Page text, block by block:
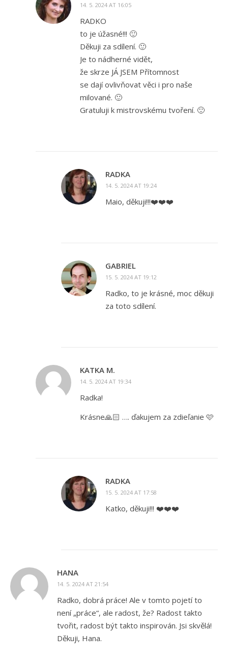
14. 5. 2024 AT 16:05
RADKO
to je úžasné!!! 🙂
Děkuji za sdílení. 🙂
Je to nádherné vidět,
že skrze JÁ JSEM Přítomnost
se dají ovlivňovat věci i pro naše
milované. 🙂
Gratuluji k mistrovskému tvoření. 🙂
RADKA
14. 5. 2024 AT 19:24
Maio, děkuji!!!❤️❤️❤️
GABRIEL
15. 5. 2024 AT 19:12
Radko, to je krásné, moc děkuji
za toto sdílení.
KATKA M.
14. 5. 2024 AT 19:34
Radka!
Krásne🙏🏻 …. ďakujem za zdieľanie 🩷
RADKA
15. 5. 2024 AT 17:58
Katko, děkuji!!! ❤️❤️❤️
HANA
14. 5. 2024 AT 21:54
Radko, dobrá práce! Ale v tomto pojetí to
není „práce“, ale radost, že? Radost takto
tvořit, radost být takto inspirován. Jsi skvělá!
Děkuji, Hana.